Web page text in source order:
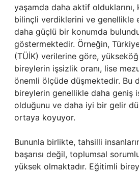
yaşamda daha aktif olduklarını,
bilinçli verdiklerini ve genellikle
daha güçlü bir konumda
göstermektedir. Örneğin,
(TÜİK) verilerine göre,
bireylerin işsizlik oranı, lise
önemli ölçüde düşmektedir. Bu
bireylerin genellikle daha geniş
olduğunu ve daha iyi bir gelir
ortaya koyuyor.
Bununla birlikte, tahsilli
başarısı değil, toplumsal
yüksek olmaktadır. Eğitimli